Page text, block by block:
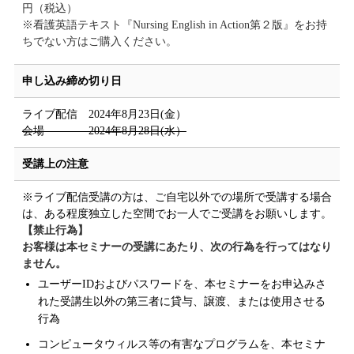
円（税込）
※看護英語テキスト『Nursing English in Action第２版』をお持
ちでない方はご購入ください。
申し込み締め切り日
ライブ配信 2024年8月23日(金）
会場 2024年8月28日(水）
受講上の注意
※ライブ配信受講の方は、ご自宅以外での場所で受講する場合
は、ある程度独立した空間でお一人でご受講をお願いします。
【禁止行為】
お客様は本セミナーの受講にあたり、次の行為を行ってはなり
ません。
ユーザーIDおよびパスワードを、本セミナーをお申込みさ
れた受講生以外の第三者に貸与、譲渡、または使用させる
行為
コンピュータウィルス等の有害なプログラムを、本セミナ